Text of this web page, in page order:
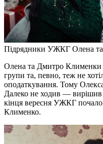
Підрядники УЖКГ Олена
Олена та Дмитро Клименки
групи та, певно, теж не
оподаткування. Тому
Далеко не ходив —
кінця вересня УЖКГ почало
Клименко.